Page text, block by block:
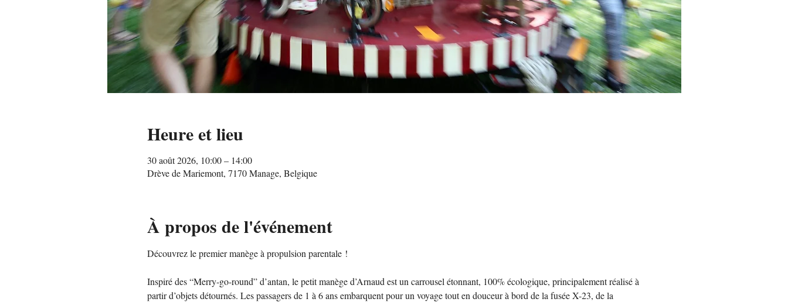
Heure et lieu
30 août 2026, 10:00 – 14:00
Drève de Mariemont, 7170 Manage, Belgique
À propos de l'événement
Découvrez le premier manège à propulsion parentale !
Inspiré des “Merry-go-round” d’antan, le petit manège d’Arnaud est un carrousel étonnant, 100% écologique, principalement réalisé à
partir d’objets détournés. Les passagers de 1 à 6 ans embarquent pour un voyage tout en douceur à bord de la fusée X-23, de la